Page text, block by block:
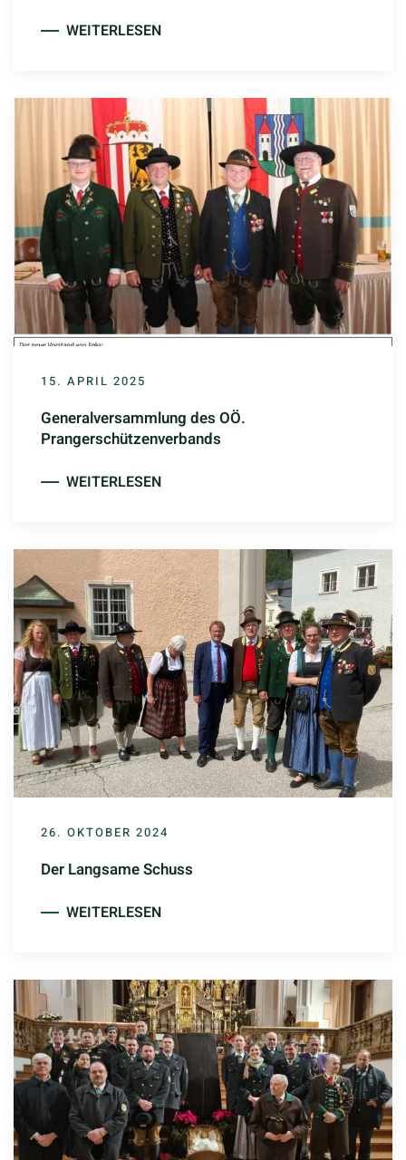
WEITERLESEN
15. APRIL 2025
Generalversammlung des OÖ.
Prangerschützenverbands
WEITERLESEN
26. OKTOBER 2024
Der Langsame Schuss
WEITERLESEN